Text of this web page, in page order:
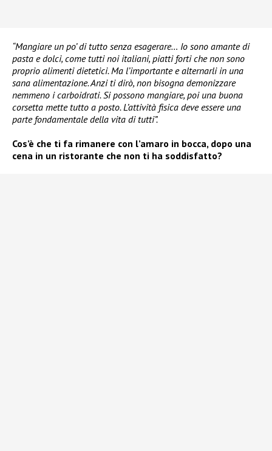
“Mangiare un po’ di tutto senza esagerare… Io sono amante di
pasta e dolci, come tutti noi italiani, piatti forti che non sono
proprio alimenti dietetici. Ma l’importante e alternarli in una
sana alimentazione. Anzi ti dirò, non bisogna demonizzare
nemmeno i carboidrati. Si possono mangiare, poi una buona
corsetta mette tutto a posto. L’attività fisica deve essere una
parte fondamentale della vita di tutti”.
Cos’è che ti fa rimanere con l’amaro in bocca, dopo una
cena in un ristorante che non ti ha soddisfatto?